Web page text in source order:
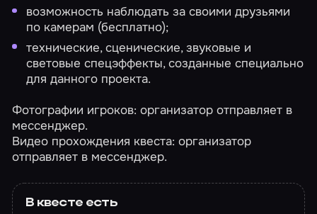
возможность наблюдать за своими друзьями
по камерам (бесплатно);
технические, сценические, звуковые и
световые спецэффекты, созданные специально
для данного проекта.
Фотографии игроков: организатор отправляет в
мессенджер.
Видео прохождения квеста: организатор
отправляет в мессенджер.
В квесте есть